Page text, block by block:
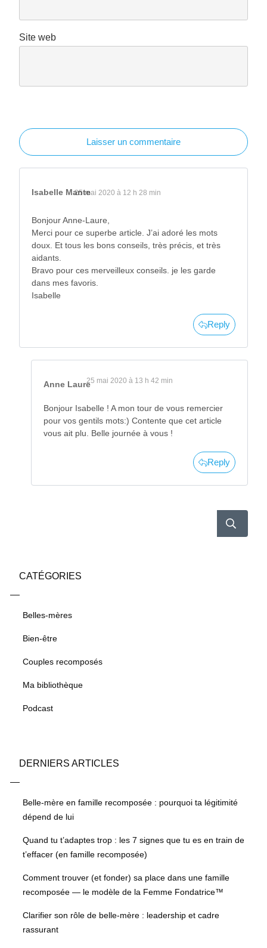
Site web
Laisser un commentaire
Isabelle Mante25 mai 2020 à 12 h 28 min
Bonjour Anne-Laure,
Merci pour ce superbe article. J’ai adoré les mots
doux. Et tous les bons conseils, très précis, et très
aidants.
Bravo pour ces merveilleux conseils. je les garde
dans mes favoris.
Isabelle
Reply
Anne Laure25 mai 2020 à 13 h 42 min
Bonjour Isabelle ! A mon tour de vous remercier
pour vos gentils mots:) Contente que cet article
vous ait plu. Belle journée à vous !
Reply
CATÉGORIES
Belles-mères
Bien-être
Couples recomposés
Ma bibliothèque
Podcast
DERNIERS ARTICLES
Belle-mère en famille recomposée : pourquoi ta légitimité
dépend de lui
Quand tu t’adaptes trop : les 7 signes que tu es en train de
t’effacer (en famille recomposée)
Comment trouver (et fonder) sa place dans une famille
recomposée — le modèle de la Femme Fondatrice™
Clarifier son rôle de belle-mère : leadership et cadre
rassurant